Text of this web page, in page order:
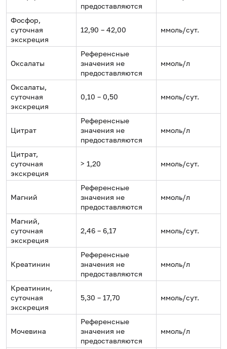
предоставляются
Фосфор,
суточная
экскреция
12,90 – 42,00 ммоль/сут.
Оксалаты
Референсные
значения не
предоставляются
ммоль/л
Оксалаты,
суточная
экскреция
0,10 – 0,50 ммоль/сут.
Цитрат
Референсные
значения не
предоставляются
ммоль/л
Цитрат,
суточная
экскреция
> 1,20 ммоль/сут.
Магний
Референсные
значения не
предоставляются
ммоль/л
Магний,
суточная
экскреция
2,46 – 6,17 ммоль/сут.
Креатинин
Референсные
значения не
предоставляются
ммоль/л
Креатинин,
суточная
экскреция
5,30 – 17,70 ммоль/сут.
Мочевина
Референсные
значения не
предоставляются
ммоль/л